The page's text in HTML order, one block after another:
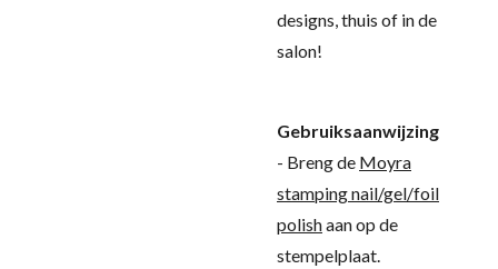
designs, thuis of in de
salon!
Gebruiksaanwijzing
- Breng de Moyra
stamping nail/gel/foil
polishaan op de
stempelplaat.